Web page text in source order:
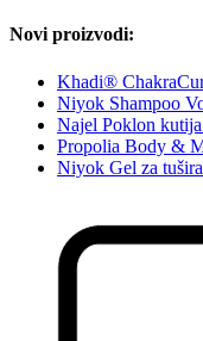
Novi proizvodi:
Khadi®
Niyok Shampoo
Najel Poklon
Propolia Body &
Niyok Gel za